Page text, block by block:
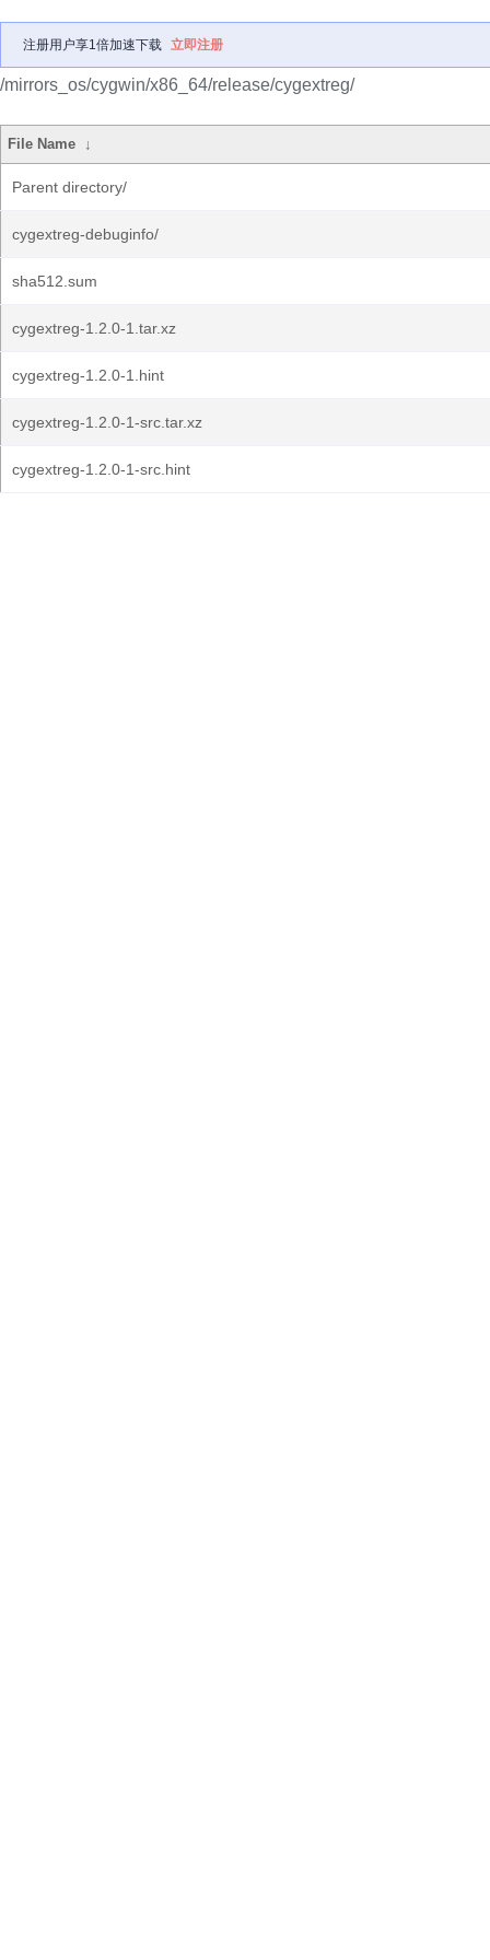
注册用户享1倍加速下载 立即注册
/mirrors_os/cygwin/x86_64/release/cygextreg/
File Name ↓
Parent directory/
cygextreg-debuginfo/
sha512.sum
cygextreg-1.2.0-1.tar.xz
cygextreg-1.2.0-1.hint
cygextreg-1.2.0-1-src.tar.xz
cygextreg-1.2.0-1-src.hint